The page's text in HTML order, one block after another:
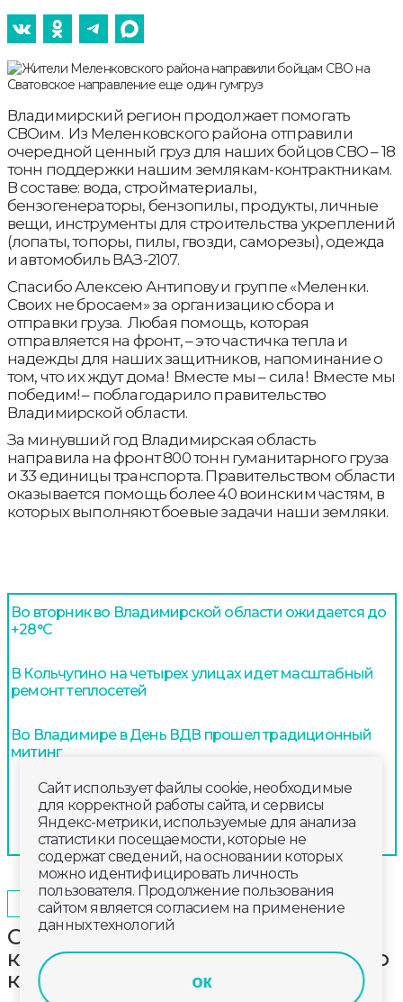
Владимирский регион продолжает помогать
СВОим. Из Меленковского района отправили
очередной ценный груз для наших бойцов СВО – 18
тонн поддержки нашим землякам-контрактникам.
В составе: вода, стройматериалы,
бензогенераторы, бензопилы, продукты, личные
вещи, инструменты для строительства укреплений
(лопаты, топоры, пилы, гвозди, саморезы), одежда
и автомобиль ВАЗ-2107.
Спасибо Алексею Антипову и группе «Меленки.
Своих не бросаем» за организацию сбора и
отправки груза. Любая помощь, которая
отправляется на фронт, – это частичка тепла и
надежды для наших защитников, напоминание о
том, что их ждут дома! Вместе мы – сила! Вместе мы
победим! – поблагодарило правительство
Владимирской области.
За минувший год Владимирская область
направила на фронт 800 тонн гуманитарного груза
и 33 единицы транспорта. Правительством области
оказывается помощь более 40 воинским частям, в
которых выполняют боевые задачи наши земляки.
Во вторник во Владимирской области ожидается до
+28°С
В Кольчугино на четырех улицах идет масштабный
ремонт теплосетей
Во Владимире в День ВДВ прошел традиционный
митинг
СПОРТ 2025-06-15 10:30
Стартовал прием заявок на
конкурсе видеоклипов «С любовью
к своей семье, школе, Родине»
Сайт использует файлы cookie, необходимые
для корректной работы сайта, и сервисы
Яндекс-метрики, используемые для анализа
статистики посещаемости, которые не
содержат сведений, на основании которых
можно идентифицировать личность
пользователя. Продолжение пользования
сайтом является согласием на применение
данных технологий
ок